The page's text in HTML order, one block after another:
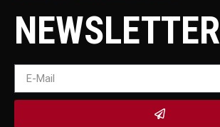
NEWSLETTER